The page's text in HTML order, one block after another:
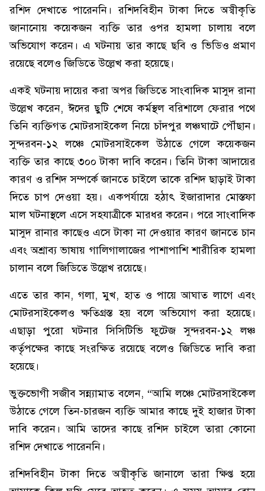
রশিদ দেখাতে পারেননি। রশিদবিহীন টাকা দিতে অস্বীকৃতি
জানানোয় কয়েকজন ব্যক্তি তার ওপর হামলা চালায় বলে
অভিযোগ করেন। এ ঘটনায় তার কাছে ছবি ও ভিডিও প্রমাণ
রয়েছে বলেও জিডিতে উল্লেখ করা হয়েছে।
একই ঘটনায় দায়ের করা অপর জিডিতে সাংবাদিক মাসুদ রানা
উল্লেখ করেন, ঈদের ছুটি শেষে কর্মস্থল বরিশালে ফেরার পথে
তিনি ব্যক্তিগত মোটরসাইকেল নিয়ে চাঁদপুর লঞ্চঘাটে পৌঁছান।
সুন্দরবন-১২ লঞ্চে মোটরসাইকেল উঠাতে গেলে কয়েকজন
ব্যক্তি তার কাছে ৩০০ টাকা দাবি করেন। তিনি টাকা আদায়ের
কারণ ও রশিদ সম্পর্কে জানতে চাইলে তাকে রশিদ ছাড়াই টাকা
দিতে চাপ দেওয়া হয়। একপর্যায়ে হঠাৎ ইজারাদার মোস্তফা
মাল ঘটনাস্থলে এসে সহযাত্রীকে মারধর করেন। পরে সাংবাদিক
মাসুদ রানার কাছেও এসে টাকা না দেওয়ার কারণ জানতে চান
এবং অশ্রাব্য ভাষায় গালিগালাজের পাশাপাশি শারীরিক হামলা
চালান বলে জিডিতে উল্লেখ রয়েছে।
এতে তার কান, গলা, মুখ, হাত ও পায়ে আঘাত লাগে এবং
মোটরসাইকেলও ক্ষতিগ্রস্ত হয় বলে অভিযোগ করা হয়েছে।
এছাড়া পুরো ঘটনার সিসিটিভি ফুটেজ সুন্দরবন-১২ লঞ্চ
কর্তৃপক্ষের কাছে সংরক্ষিত রয়েছে বলেও জিডিতে দাবি করা
হয়েছে।
ভুক্তভোগী সজীব সন্ন্যামাত বলেন, “আমি লঞ্চে মোটরসাইকেল
উঠাতে গেলে তিন-চারজন ব্যক্তি আমার কাছে দুই হাজার টাকা
দাবি করেন। আমি তাদের কাছে রশিদ চাইলে তারা কোনো
রশিদ দেখাতে পারেননি।
রশিদবিহীন টাকা দিতে অস্বীকৃতি জানালে তারা ক্ষিপ্ত হয়ে